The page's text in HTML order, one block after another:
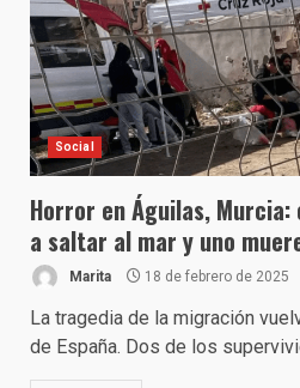
Social
Horror en Águilas,
a saltar al mar y uno
Marita 18 de febrero de 2025
La tragedia de la migración
de España. Dos de los